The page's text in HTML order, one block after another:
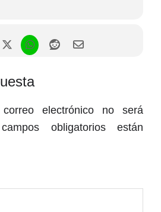
electrónico no será
obligatorios están